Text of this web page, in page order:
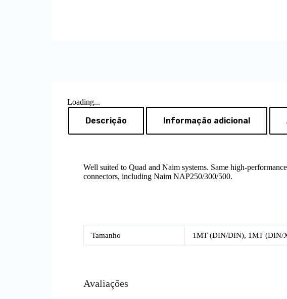
Loading...
Descrição Informação adicional
Well suited to Quad and Naim systems. Same high-
connectors, including Naim NAP250/300/500.
Tamanho 1MT (DIN/DIN), 1MT (DIN/
Avaliações